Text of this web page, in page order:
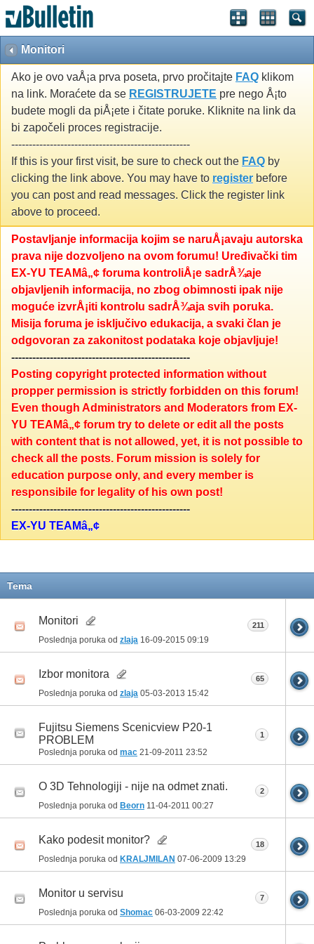
Monitori
Ako je ovo vaÅ¡a prva poseta, prvo pročitajte FAQ klikom
na link. Moraćete da se REGISTRUJETE pre nego Å¡to
budete mogli da piÅ¡ete i čitate poruke. Kliknite na link da
bi započeli proces registracije.
---------------------------------------------------
If this is your first visit, be sure to check out the FAQ by
clicking the link above. You may have to register before
you can post and read messages. Click the register link
above to proceed.
Postavljanje informacija kojim se naruÅ¡avaju autorska
prava nije dozvoljeno na ovom forumu! Uređivački tim
EX-YU TEAMâ„¢ foruma kontroliÅ¡e sadrÅ¾aje
objavljenih informacija, no zbog obimnosti ipak nije
moguće izvrÅ¡iti kontrolu sadrÅ¾aja svih poruka.
Misija foruma je isključivo edukacija, a svaki član je
odgovoran za zakonitost podataka koje objavljuje!
---------------------------------------------------
Posting copyright protected information without
propper permission is strictly forbidden on this forum!
Even though Administrators and Moderators from EX-
YU TEAMâ„¢ forum try to delete or edit all the posts
with content that is not allowed, yet, it is not possible to
check all the posts. Forum mission is solely for
education purpose only, and every member is
responsibile for legality of his own post!
---------------------------------------------------
EX-YU TEAMâ„¢
Tema
Monitori
Poslednja poruka od zlaja 16-09-2015 09:19
211
Izbor monitora
Poslednja poruka od zlaja 05-03-2013 15:42
65
Fujitsu Siemens Scenicview P20-1
PROBLEM
Poslednja poruka od mac 21-09-2011 23:52
1
O 3D Tehnologiji - nije na odmet znati.
Poslednja poruka od Beorn 11-04-2011 00:27
2
Kako podesit monitor?
Poslednja poruka od KRALJMILAN 07-06-2009 13:29
18
Monitor u servisu
Poslednja poruka od Shomac 06-03-2009 22:42
7